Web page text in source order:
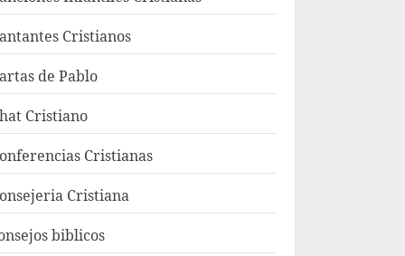
Cristianos
de Pablo
Cristiano
Cristianas
Cristiana
biblicos